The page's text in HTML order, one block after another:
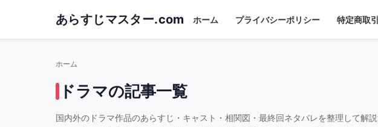
main
あらすじマスター.com ホーム プライバシーポリシー 特定商取
ホーム
ドラマの記事一覧
国内外のドラマ作品のあらすじ・キャスト・相関図・最終回ネタバレを整理して解